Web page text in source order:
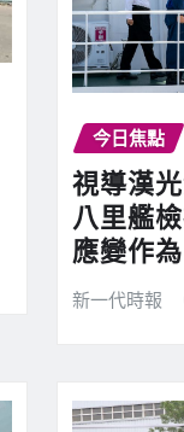
今日焦點
視導漢
八里艦
應變作為
新一代時報